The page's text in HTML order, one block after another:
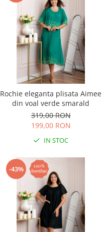
Rochie eleganta plisata Aimee
din voal verde smarald
319,00 RON
199,00 RON
IN STOC
-43%